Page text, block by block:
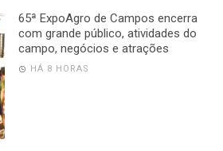
65ª ExpoAgro de Campos encerra
com grande público, atividades do
campo, negócios e atrações
HÁ 8 HORAS